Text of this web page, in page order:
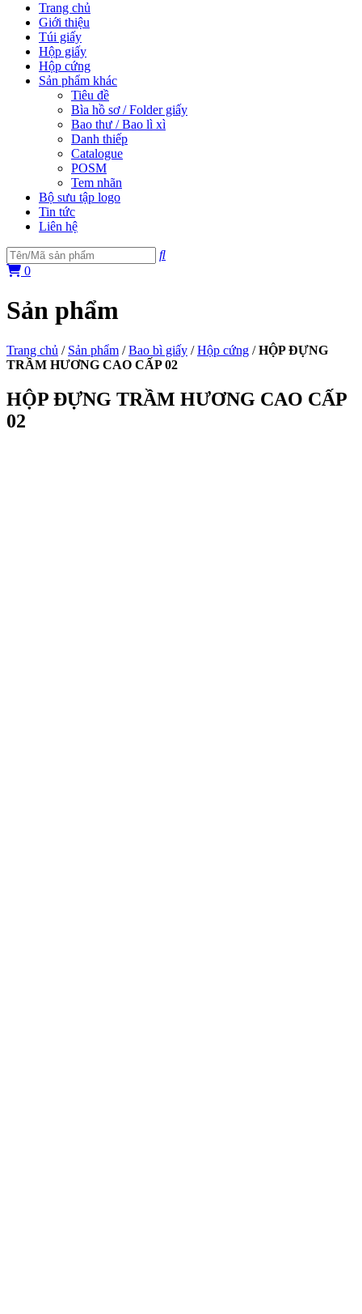
Trang chủ
Giới thiệu
Túi giấy
Hộp giấy
Hộp cứng
Sản phẩm khác
Tiêu đề
Bìa hồ sơ / Folder giấy
Bao thư / Bao lì xì
Danh thiếp
Catalogue
POSM
Tem nhãn
Bộ sưu tập logo
Tin tức
Liên hệ
0
Sản phẩm
Trang chủ / Sản phẩm /Bao bì giấy /Hộp cứng /HỘP ĐỰNG
TRẦM HƯƠNG CAO CẤP 02
HỘP ĐỰNG TRẦM HƯƠNG CAO CẤP
02